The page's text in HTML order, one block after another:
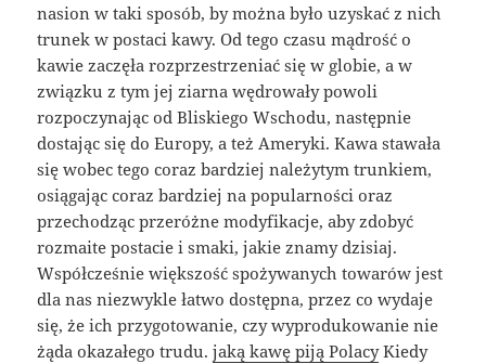
nasion w taki sposób, by można było uzyskać z nich
trunek w postaci kawy. Od tego czasu mądrość o
kawie zaczęła rozprzestrzeniać się w globie, a w
związku z tym jej ziarna wędrowały powoli
rozpoczynając od Bliskiego Wschodu, następnie
dostając się do Europy, a też Ameryki. Kawa stawała
się wobec tego coraz bardziej należytym trunkiem,
osiągając coraz bardziej na popularności oraz
przechodząc przeróżne modyfikacje, aby zdobyć
rozmaite postacie i smaki, jakie znamy dzisiaj.
Współcześnie większość spożywanych towarów jest
dla nas niezwykle łatwo dostępna, przez co wydaje
się, że ich przygotowanie, czy wyprodukowanie nie
żąda okazałego trudu.jaką kawę piją PolacyKiedy